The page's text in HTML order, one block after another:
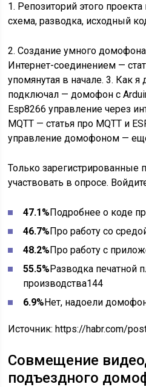
1. Репозиторий этого
схема, разводка, исходный
2. Создание умного
Интернет-соединением —
упомянутая в начале. 3. Как
подключал — домофон с
Esp8266 управление через
MQTT — статья про MQTT и
управление домофоном —
Только зарегистрированные
участвовать в опросе.
47.1%Подробнее о коде
46.7%Про работу со
48.2%Про работу с
55.5%Разводка печатной
производства144
6.9%Нет, надоели
Источник:https://habr.com/
Совмещение
подъездного